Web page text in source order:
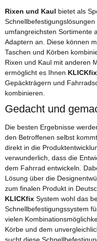
Rixen und Kaul bietet als
umfangreichsten Sortimente
Adaptern an. Diese können
Taschen und Körben
Rixen und Kaul mit anderen
ermöglicht es Ihnen KLICKfix
Gepäckträgern und
kombinieren.
Gedacht und
Die besten Ergebnisse
den Betroffenen selbst
direkt in die
verwunderlich, dass die
dem Fahrrad entwickeln.
Lösung über die
zum finalen Produkt in
KLICKfix System wohl das
Schnellbefestigungssystem
vielen
Körbe und dem
sucht diese